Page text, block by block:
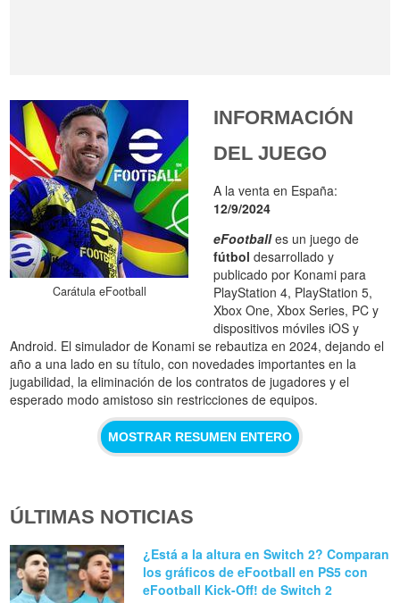
Carátula eFootball
INFORMACIÓN
DEL JUEGO
A la venta en España:
12/9/2024
eFootballes un juego de
fútbol desarrollado y
publicado por Konami para
PlayStation 4, PlayStation 5,
Xbox One, Xbox Series, PC y
dispositivos móviles iOS y
Android. El simulador de Konami se rebautiza en 2024, dejando el
año a una lado en su título, con novedades importantes en la
jugabilidad, la eliminación de los contratos de jugadores y el
esperado modo amistoso sin restricciones de equipos.
MOSTRAR RESUMEN ENTERO
ÚLTIMAS NOTICIAS
¿Está a la altura en Switch 2? Comparan
los gráficos de eFootball en PS5 con
eFootball Kick-Off! de Switch 2